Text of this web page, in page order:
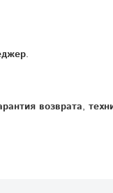
.
возврата,